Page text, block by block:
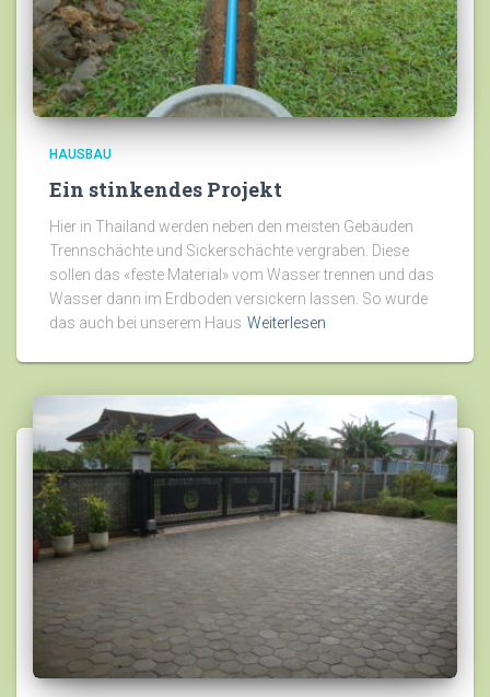
HAUSBAU
Ein stinkendes Projekt
Hier in Thailand werden neben den meisten Gebäuden
Trennschächte und Sickerschächte vergraben. Diese
sollen das «feste Material» vom Wasser trennen und das
Wasser dann im Erdboden versickern lassen. So wurde
das auch bei unserem Haus Weiterlesen